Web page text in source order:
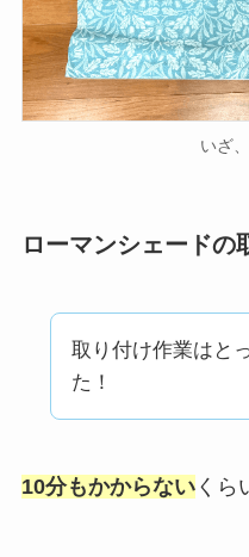
いざ
ローマンシェードの
取り付け作業はと
た！
10分もかからないくら